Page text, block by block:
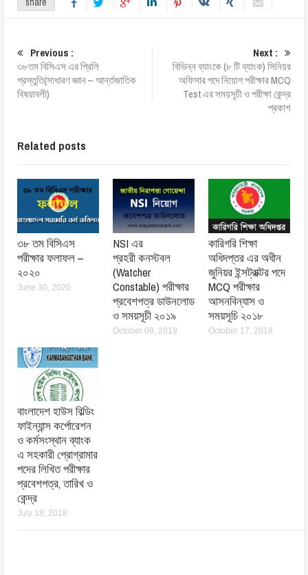
Previous :
৩৮তম বিসিএস এর প্রিলি
প্রস্তুতি(সাধারণ জ্ঞান – আর্ন্তজাতিক
বিষয়াবলী)
Next :
বিভিন্ন ব্যাংকে (৮ টি ব্যাংক) সিনিয়র
অফিসার পদে নিয়োগ পরীক্ষার MCQ
Test এর সময়সূচী ও পরীক্ষা কেন্দ্র
প্রকাশ
Related posts
৩৮ তম বিসিএস
পরীক্ষার ফলাফল –
২০২০
June 30, 2020
NSI এর
প্রহরী কনস্টবল
(Watcher
Constable) পরীক্ষার
প্রবেশপত্র ডাউনলোড
ও সময়সূচী ২০১৯
October 08, 2019
কারিগরি শিক্ষা
অধিদপ্তর এর অধীন
জুনিয়র ইন্সট্রাক্টর পদে
MCQ পরীক্ষার
আসনবিন্যাস ও
সময়সূচি ২০১৮
October 17, 2018
বাংলাদেশ হাউস বিল্ডিং
ফাইন্যান্স কর্পোরেশন
ও কর্মসংস্থান ব্যাংক
এ সহকারী প্রোগ্রামার
পদের লিখিত পরীক্ষার
প্রবেশপত্র, তারিখ ও
কেন্দ্র
July 18, 2018